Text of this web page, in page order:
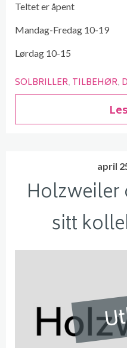
Teltet er åpent
Mandag-Fredag 10-19
Lørdag 10-15
SOLBRILLER TILBEHØR
april
Holzweiler
sitt